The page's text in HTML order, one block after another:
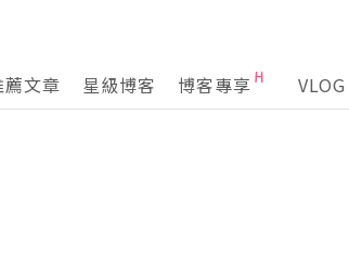
薦文章 星級博客 博客專享 VLOG